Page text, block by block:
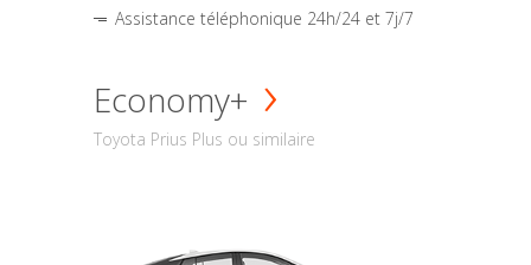
Assistance téléphonique 24h/24 et 7j/7
Economy+
Toyota Prius Plus ou similaire